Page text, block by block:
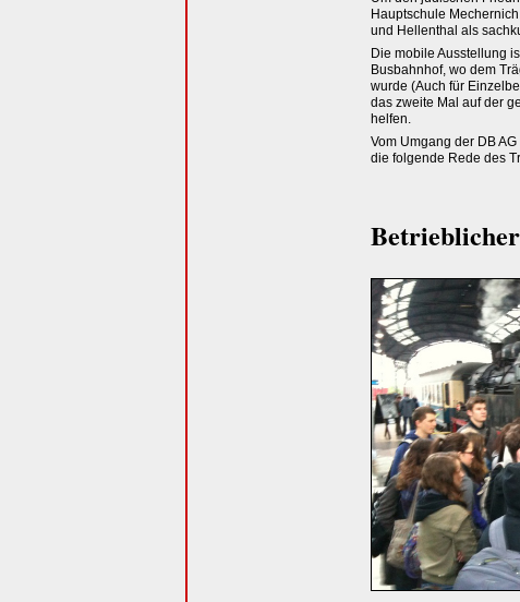
Hauptschule
und Hellenthal als
Die mobile Ausstellung
Busbahnhof, wo dem
wurde (Auch für
das zweite Mal auf der
helfen.
Vom Umgang der DB
die folgende Rede des